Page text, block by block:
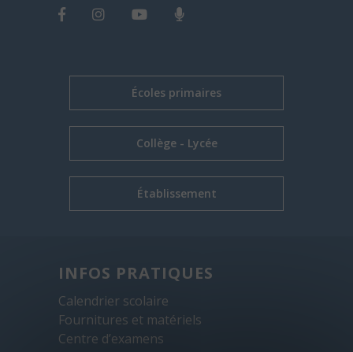
Écoles primaires
Collège - Lycée
Établissement
INFOS PRATIQUES
Calendrier scolaire
Fournitures et matériels
Centre d’examens